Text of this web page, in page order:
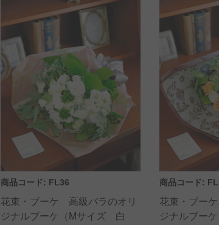
商品コード: FL36
花束・ブーケ 高級バラのオリ
ジナルブーケ（Mサイズ 白
商品コード:
花束・ブー
ジナルブー